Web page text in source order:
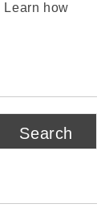
Learn how